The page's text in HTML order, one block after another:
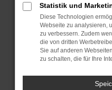
Betriebssystem auf
sind.
Veraltete Software
Sicherheitsrisiko,
führen, dass
unterstützt werden.
Wende dich an den
Wenn du alle oben
Statistik und
Diese Technologien
Webseite zu analysieren,
zu verbessern. Zudem
die von dritten
Sie auf anderen
zu schalten, die für Ihre